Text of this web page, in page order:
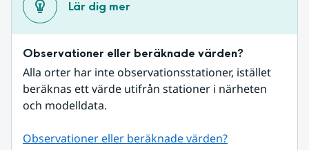
Lär dig mer
Observationer eller beräknade värden?
Alla orter har inte observationsstationer, istället
beräknas ett värde utifrån stationer i närheten
och modelldata.
Observationer eller beräknade värden?